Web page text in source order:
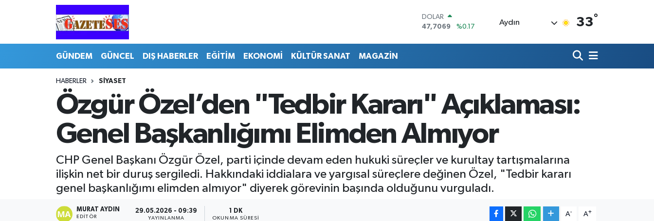
DOLAR
47,7069
%0.17
BİST100
13.887
%64
BITCOIN
64.360,53
Aydın 33°
GÜNDEM GÜNCEL DIŞ HABERLER EĞİTİM EKONOMİ KÜLTÜR SANAT MAGAZİN
HABERLER SİYASET
Özgür Özel’den "Tedbir Kararı" Açıklaması:
Genel Başkanlığımı Elimden Almıyor
CHP Genel Başkanı Özgür Özel, parti içinde devam eden hukuki süreçler ve kurultay tartışmalarına
ilişkin net bir duruş sergiledi. Hakkındaki iddialara ve yargısal süreçlere değinen Özel, "Tedbir kararı
genel başkanlığımı elimden almıyor" diyerek görevinin başında olduğunu vurguladı.
MURAT AYDIN
EDITÖR
29.05.2026 - 09:39
YAYINLANMA
1 DK
OKUNMA SÜRESI
A- A+